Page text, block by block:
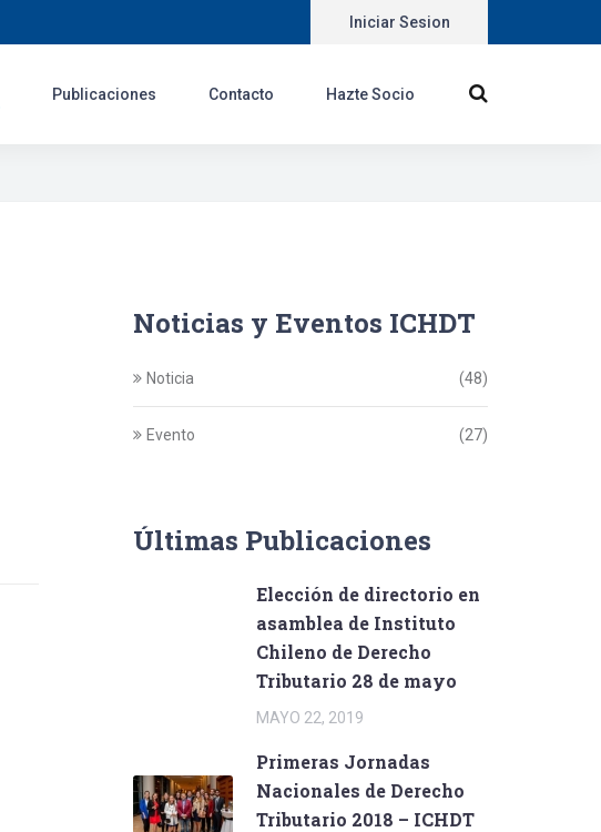
Iniciar Sesion
Publicaciones Contacto Hazte Socio
Noticias y Eventos ICHDT
Noticia (48)
Evento (27)
Últimas Publicaciones
Elección de directorio en
asamblea de Instituto
Chileno de Derecho
Tributario 28 de mayo
MAYO 22, 2019
Primeras Jornadas
Nacionales de Derecho
Tributario 2018 – ICHDT